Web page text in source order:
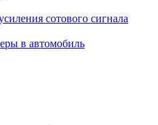
сотового сигнала
в автомобиль